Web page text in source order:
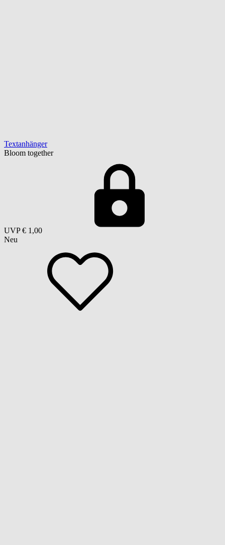
Textanhänger
Bloom together
UVP € 1,00
Neu